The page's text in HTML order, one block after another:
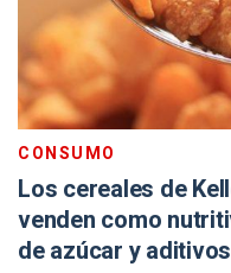
CONSUMO
Los cereales de
venden como
de azúcar y aditivos